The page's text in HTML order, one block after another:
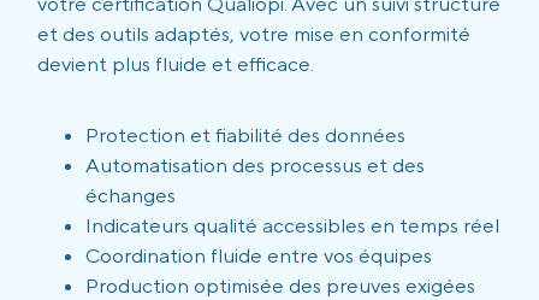
et des outils adaptés, votre mise en conformité
devient plus fluide et efficace.
Protection et fiabilité des données
Automatisation des processus et des
échanges
Indicateurs qualité accessibles en temps réel
Coordination fluide entre vos équipes
Production optimisée des preuves exigées